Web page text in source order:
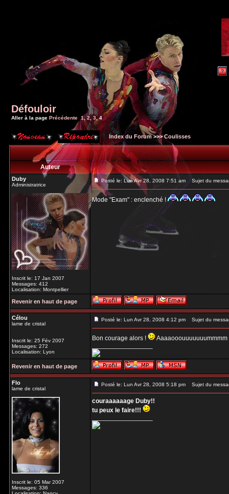
Défouloir
Aller à la page Précédente 1,2 3,4
Index du Forum>>>Coulisses
Auteur
Duby
Administratrice
Inscrit le: 17 Jan 2007
Messages: 412
Localisation: Montpellier
Posté le: Lun Avr 28, 2008 7:51 am Sujet du
Mode "Exam" : enclenché !
Revenir en haut de page
Célou
lame de cristal
Inscrit le: 25 Fév 2007
Messages: 272
Localisation: Lyon
Posté le: Lun Avr 28, 2008 4:12 pm Sujet du
Bon courage alors !
Aaaaooouuuuuuummmm
_________________
Revenir en haut de page
Flo
lame de cristal
Inscrit le: 05 Mar 2007
Messages: 336
Posté le: Lun Avr 28, 2008 5:18 pm Sujet du
couraaaaaage Duby!!
tu peux le faire!!!
_________________